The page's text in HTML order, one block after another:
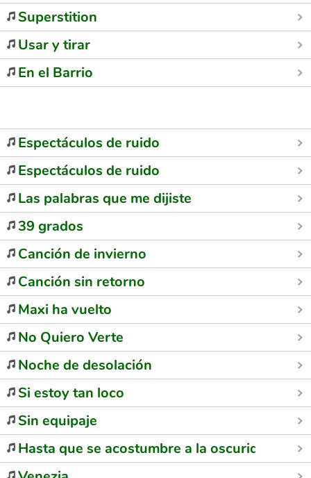
Superstition
Usar y tirar
En el Barrio
Espectáculos de ruido
Espectáculos de ruido
Las palabras que me dijiste
39 grados
Canción de invierno
Canción sin retorno
Maxi ha vuelto
No Quiero Verte
Noche de desolación
Si estoy tan loco
Sin equipaje
Hasta que se acostumbre a la oscuridad